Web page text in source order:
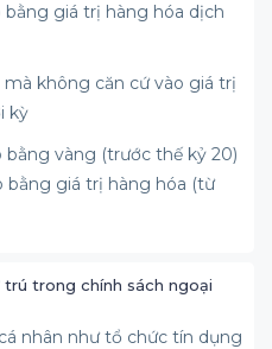
bằng giá trị hàng hóa dịch
không căn cứ vào giá trị
kỳ
bằng vàng (trước thế kỷ 20)
bằng giá trị hàng hóa (từ
trú trong chính sách ngoại
nhân như tổ chức tín dụng